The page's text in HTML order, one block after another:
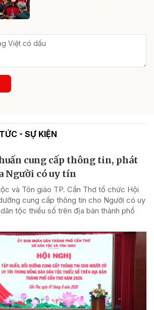
- SỰ KIỆN
cung cấp thông tin, phát
Người có uy tín
và Tôn giáo TP. Cần Thơ tổ chức Hội
cung cấp thông tin cho Người có uy
tộc thiểu số trên địa bàn thành phố